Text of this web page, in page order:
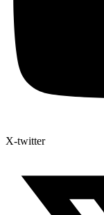
X-twitter